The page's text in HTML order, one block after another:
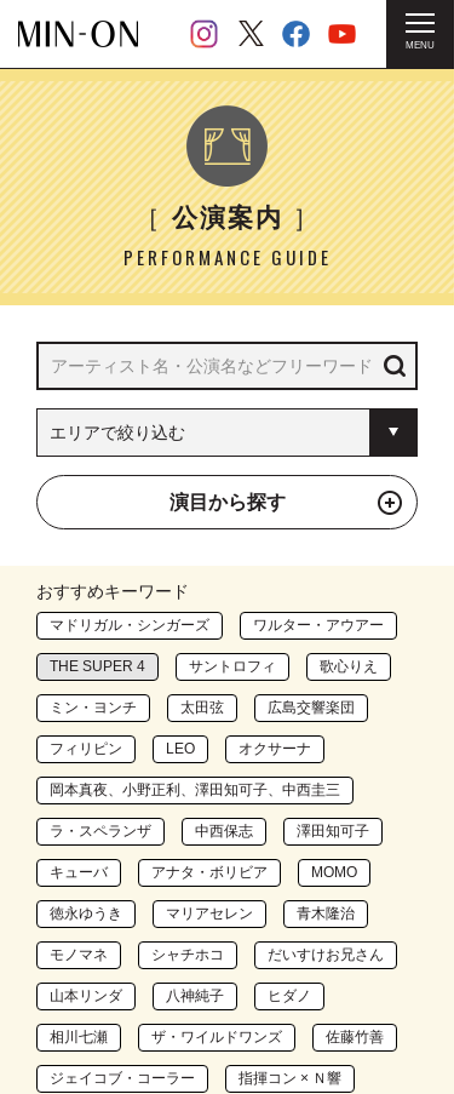
MENU
HOME ＞ 公演案内
［公演案内］
PERFORMANCE GUIDE
演目から探す
おすすめキーワード
マドリガル・シンガーズ ワルター・アウアー
THE SUPER 4 サントロフィ 歌心りえ
ミン・ヨンチ 太田弦 広島交響楽団
フィリピン LEO オクサーナ
岡本真夜、小野正利、澤田知可子、中西圭三
ラ・スペランザ 中西保志 澤田知可子
キューバ アナタ・ボリビア MOMO
徳永ゆうき マリアセレン 青木隆治
モノマネ シャチホコ だいすけお兄さん
山本リンダ 八神純子 ヒダノ
相川七瀬 ザ・ワイルドワンズ 佐藤竹善
ジェイコブ・コーラー 指揮コン × Ｎ響